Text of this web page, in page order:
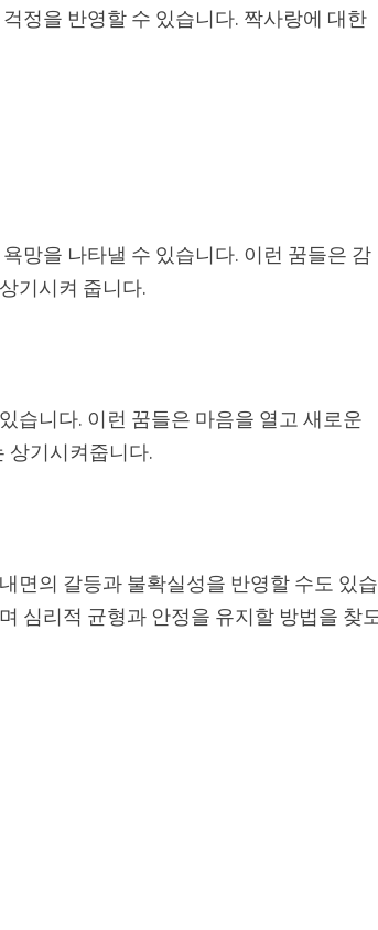
정을 반영할 수 있습니다. 짝사랑에 대한
망을 나타낼 수 있습니다. 이런 꿈들은 감
기시켜 줍니다.
습니다. 이런 꿈들은 마음을 열고 새로운
상기시켜줍니다.
면의 갈등과 불확실성을 반영할 수도 있습
심리적 균형과 안정을 유지할 방법을 찾